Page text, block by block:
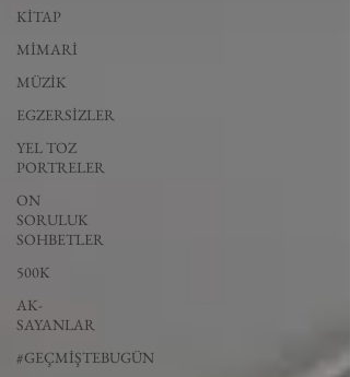
KİTAP
MİMARİ
MÜZİK
EGZERSİZLER
YEL TOZ
PORTRELER
ON
SORULUK
SOHBETLER
500K
AK-
SAYANLAR
#GEÇMİŞTEBUGÜN